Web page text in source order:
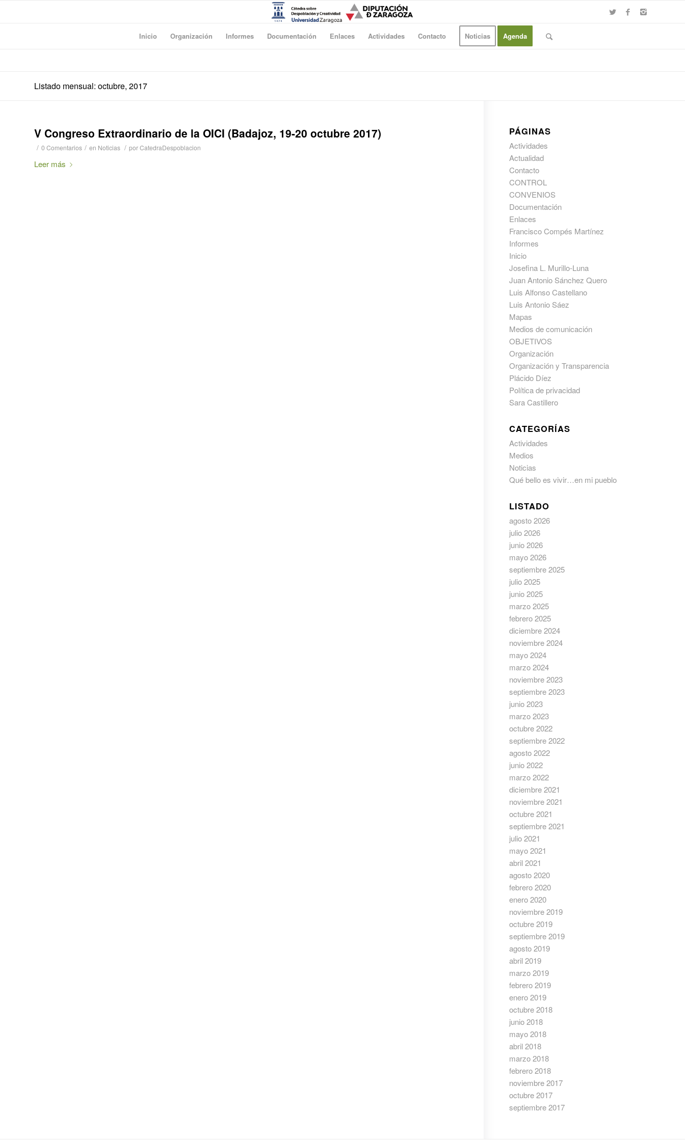
Inicio Organización Informes Documentación Enlaces Actividades Contacto Noticias Agenda
Listado mensual: octubre, 2017
V Congreso Extraordinario de la OICI (Badajoz, 19-20 octubre 2017)
/ 0 Comentarios / en Noticias / porCatedraDespoblacion
Leer más
PÁGINAS
Actividades
Actualidad
Contacto
CONTROL
CONVENIOS
Documentación
Enlaces
Francisco Compés Martínez
Informes
Inicio
Josefina L. Murillo-Luna
Juan Antonio Sánchez Quero
Luis Alfonso Castellano
Luis Antonio Sáez
Mapas
Medios de comunicación
OBJETIVOS
Organización
Organización y Transparencia
Plácido Díez
Política de privacidad
Sara Castillero
CATEGORÍAS
Actividades
Medios
Noticias
Qué bello es vivir…en mi pueblo
LISTADO
agosto 2026
julio 2026
junio 2026
mayo 2026
septiembre 2025
julio 2025
junio 2025
marzo 2025
febrero 2025
diciembre 2024
noviembre 2024
mayo 2024
marzo 2024
noviembre 2023
septiembre 2023
junio 2023
marzo 2023
octubre 2022
septiembre 2022
agosto 2022
junio 2022
marzo 2022
diciembre 2021
noviembre 2021
octubre 2021
septiembre 2021
julio 2021
mayo 2021
abril 2021
agosto 2020
febrero 2020
enero 2020
noviembre 2019
octubre 2019
septiembre 2019
agosto 2019
abril 2019
marzo 2019
febrero 2019
enero 2019
octubre 2018
junio 2018
mayo 2018
abril 2018
marzo 2018
febrero 2018
noviembre 2017
octubre 2017
septiembre 2017